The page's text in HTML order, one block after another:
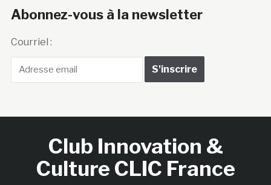
Abonnez-vous à la newsletter
Courriel :
Club Innovation &
Culture CLIC France